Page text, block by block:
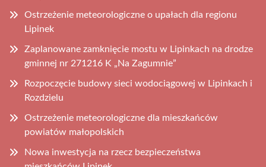
Ostrzeżenie meteorologiczne o upałach dla regionu
Lipinek
Zaplanowane zamknięcie mostu w Lipinkach na drodze
gminnej nr 271216 K „Na Zagumnie”
Rozpoczęcie budowy sieci wodociągowej w Lipinkach i
Rozdzielu
Ostrzeżenie meteorologiczne dla mieszkańców
powiatów małopolskich
Nowa inwestycja na rzecz bezpieczeństwa